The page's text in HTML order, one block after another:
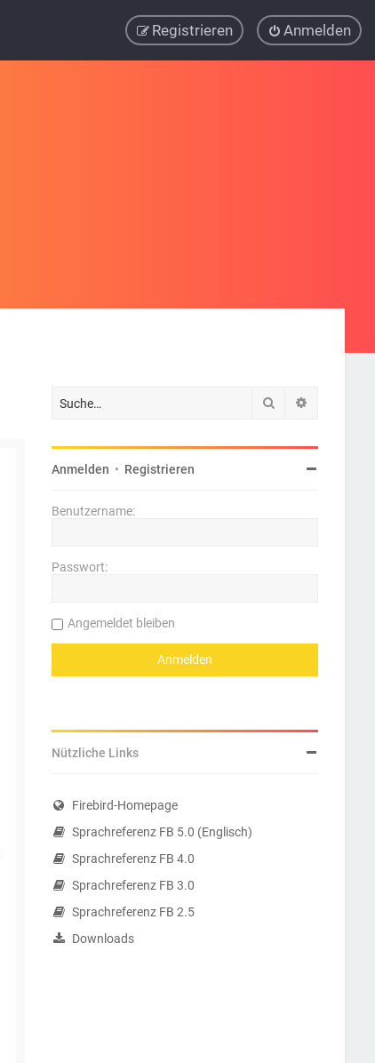
Anmelden
Registrieren
Suche
Anmelden • Registrieren
Benutzername:
Passwort:
Angemeldet bleiben
Nützliche Links
Firebird-Homepage
Sprachreferenz FB 5.0 (Englisch)
Sprachreferenz FB 4.0
Sprachreferenz FB 3.0
Sprachreferenz FB 2.5
Downloads